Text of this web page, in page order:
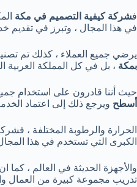
فشركة كيفية التصميم في مكة
في هذا المجال ، وتبرز في تقديم
يرضي جميع العملاء ، كذلك تم
بمكة ، بل في كل المملكة العربية
حيث أننا قادرون على استخدام
أسطح ويرجع ذلك إلى اعتماد
الحرارة والرطوبة المختلفة ،
الكبرى التي تستخدم في هذا
والأجهزة الحديثة في العالم ، كما ان
تدريب مجموعة كبيرة من العمال